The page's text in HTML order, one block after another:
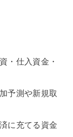
・仕入資金・
予測や新規取
に充てる資金